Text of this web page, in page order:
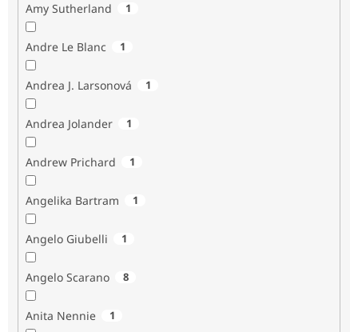
Amy Sutherland 1
Andre Le Blanc 1
Andrea J. Larsonová 1
Andrea Jolander 1
Andrew Prichard 1
Angelika Bartram 1
Angelo Giubelli 1
Angelo Scarano 8
Anita Nennie 1